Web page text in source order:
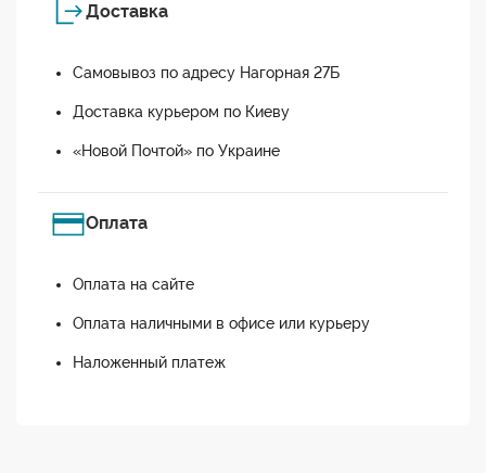
Доставка
Самовывоз по адресу Нагорная 27Б
Доставка курьером по Киеву
«Новой Почтой» по Украине
Оплата
Оплата на сайте
Оплата наличными в офисе или курьеру
Наложенный платеж